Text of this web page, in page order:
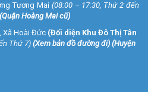
Tương Mai (08:00 – 17:30, Thứ 2 đến
Hoàng Mai cũ)
Xã Hoài Đức (Đối diện Khu Đô Thị Tân
Thứ 7) (Xem bản đồ đường đi) (Huyện